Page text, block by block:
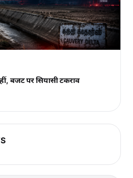
बजट पर सियासी टकराव